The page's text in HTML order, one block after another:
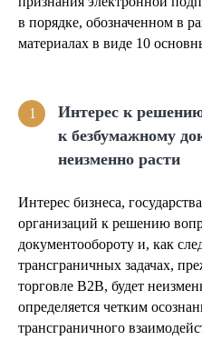
в порядке, обозначенном в
материалах в виде 10
1
Интерес к
к безбумажному
неизменно расти
Интерес бизнеса,
организаций к решению
документообороту и, как
трансграничных задачах,
торговле B2B, будет
определяется четким
трансграничного